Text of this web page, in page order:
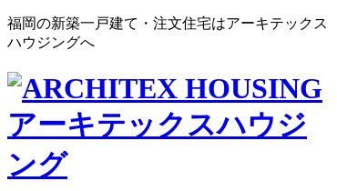
福岡の新築一戸建て・注文住宅はアーキテックス
ハウジングへ